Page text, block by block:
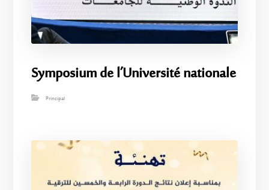
Symposium de l’Université nationale
Principal